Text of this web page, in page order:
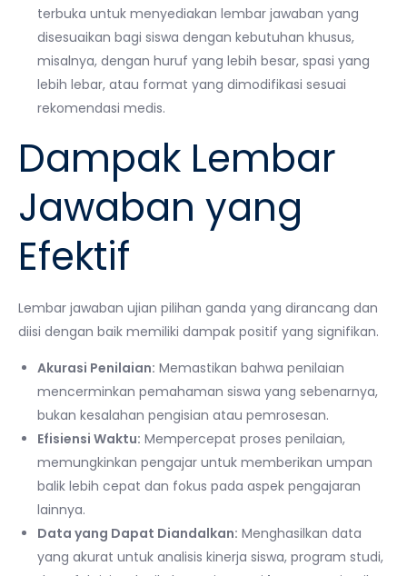
terbuka untuk menyediakan lembar jawaban yang
disesuaikan bagi siswa dengan kebutuhan khusus,
misalnya, dengan huruf yang lebih besar, spasi yang
lebih lebar, atau format yang dimodifikasi sesuai
rekomendasi medis.
Dampak Lembar
Jawaban yang
Efektif
Lembar jawaban ujian pilihan ganda yang dirancang dan
diisi dengan baik memiliki dampak positif yang signifikan.
Akurasi Penilaian: Memastikan bahwa penilaian
mencerminkan pemahaman siswa yang sebenarnya,
bukan kesalahan pengisian atau pemrosesan.
Efisiensi Waktu: Mempercepat proses penilaian,
memungkinkan pengajar untuk memberikan umpan
balik lebih cepat dan fokus pada aspek pengajaran
lainnya.
Data yang Dapat Diandalkan: Menghasilkan data
yang akurat untuk analisis kinerja siswa, program studi,